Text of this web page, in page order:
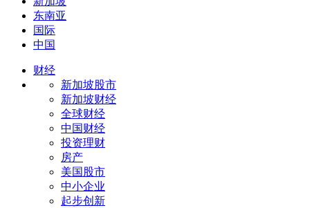
东南亚
国际
中国
财经
新加坡股市
新加坡财经
全球财经
中国财经
投资理财
房产
美国股市
中小企业
起步创新